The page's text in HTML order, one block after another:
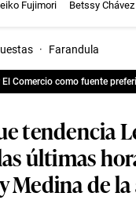
Fujimori Betssy Chávez
· Farandula
Comercio como fuente
tendencia
últimas
Medina de